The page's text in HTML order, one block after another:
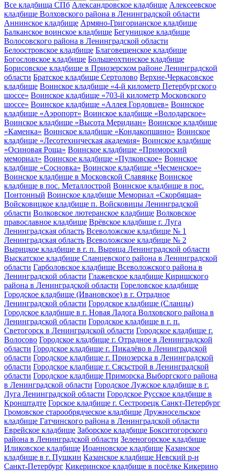
Все кладбища СПб Александровское кладбище Алексеевское
кладбище Волховского района в Ленинградской области
Аннинское кладбище Армяно-Григорианское кладбище
Балканское воинское кладбище Бегуницкое кладбище
Волосовского района в Ленинградской области
Белоостровское кладбище Благовещенское кладбище
Богословское кладбище Большеохтинское кладбище
Борисовское кладбище в Приозерском районе Ленинградской
области Братское кладбище Сертолово Верхне-Черкасовское
кладбище Воинское кладбище «4-й километр Петербургского
шоссе» Воинское кладбище «703-й километр Московского
шоссе» Воинское кладбище «Аллея Гордовцев» Воинское
кладбище «Аэропорт» Воинское кладбище «Володарское»
Воинское кладбище «Высота Меридиан» Воинское кладбище
«Каменка» Воинское кладбище «Кондакопшино» Воинское
кладбище «Лесотехническая академия» Воинское кладбище
«Осиновая Роща» Воинское кладбище «Приморский
мемориал» Воинское кладбище «Пулковское» Воинское
кладбище «Сосновка» Воинское кладбище «Чесменское»
Воинское кладбище в Московской Славянке Воинское
кладбище в пос. Металлострой Воинское кладбище в пос.
Понтонный Воинское кладбище Мемориал «Скорбящая»
Войсковицкое кладбище п. Войсковицы Ленинградской
области Волковское лютеранское кладбище Волковское
православное кладбище Врёвское кладбище г. Луга
Ленинградская область Всеволожское кладбище № 1
Ленинградская область Всеволожское кладбище № 2
Вырицкое кладбище в г. п. Вырица Ленинградской области
Выскатское кладбище Сланцевского района в Ленинградской
области Гарболовское кладбище Всеволожского района в
Ленинградской области Глажевское кладбище Киришского
района в Ленинградской области Гореловское кладбище
Городское кладбище (Ивановское) в г. Отрадное
Ленинградской области Городское кладбище (Сланцы)
Городское кладбище в г. Новая Ладога Волховского района в
Ленинградской области Городское кладбище в г. п.
Светогорск в Ленинградской области Городское кладбище г.
Волосово Городское кладбище г. Отрадное в Ленинградской
области Городское кладбище г. Пикалёво в Ленинградской
области Городское кладбище г. Приозерска в Ленинградской
области Городское кладбище г. Сясьстрой в Ленинградской
области Городское кладбище Приморска Выборгского района
в Ленинградской области Городское Лужское кладбище в г.
Луга Ленинградской области Городское Русское кладбище в
Кронштадте Горское кладбище г. Сестрорецк Санкт-Петербург
Громовское старообрядческое кладбище Дружносельское
кладбище Гатчинского района в Ленинградской области
Еврейское кладбище Заборское кладбище Бокситогорского
района в Ленинградской области Зеленогорское кладбище
Иликовское кладбище Иоанновское кладбище Казанское
кладбище в г. Пушкин Казанское кладбище Невский р-н
Санкт-Петербург Кикеринское кладбище в посёлке Кикерино